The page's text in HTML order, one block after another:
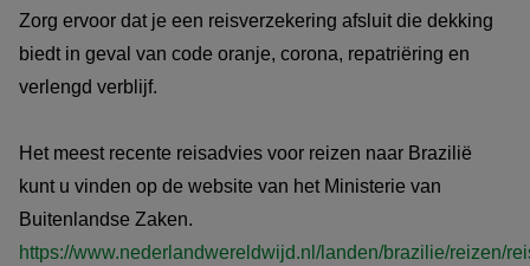
Zorg ervoor dat je een reisverzekering afsluit die dekking
biedt in geval van code oranje, corona, repatriëring en
verlengd verblijf.
Het meest recente reisadvies voor reizen naar Brazilië
kunt u vinden op de website van het Ministerie van
Buitenlandse Zaken.
https://www.nederlandwereldwijd.nl/landen/brazilie/reizen/